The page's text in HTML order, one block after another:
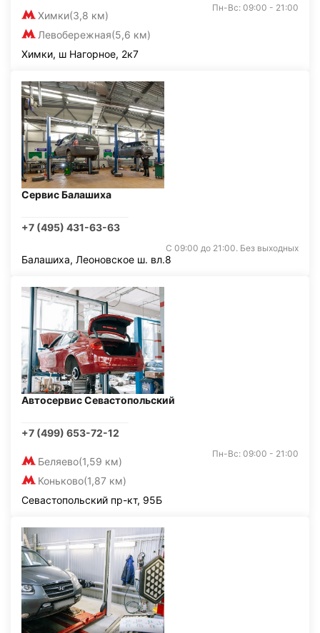
Химки(3,8 км)
Левобережная(5,6 км)
Пн-Вс: 09:00 - 21:00
Химки, ш Нагорное, 2к7
Сервис Балашиха
+7 (495) 431-63-63
С 09:00 до 21:00. Без выходных
Балашиха, Леоновское ш. вл.8
Автосервис Севастопольский
+7 (499) 653-72-12
Беляево(1,59 км)
Коньково(1,87 км)
Пн-Вс: 09:00 - 21:00
Севастопольский пр-кт, 95Б